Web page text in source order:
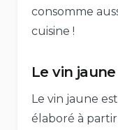
consomme
cuisine !
Le vin jaune
Le vin jaune
élaboré à